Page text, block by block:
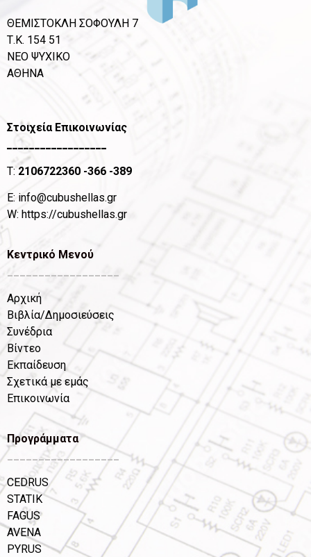
ΘΕΜΙΣΤΟΚΛΗ ΣΟΦΟΥΛΗ 7
Τ.Κ. 154 51
ΝΕΟ ΨΥΧΙΚΟ
ΑΘΗΝΑ
Στοιχεία Επικοινωνίας
__________________
T:2106722360 -366 -389
Ε: info@cubushellas.gr
W: https://cubushellas.gr
Κεντρικό Μενού
Αρχική
Βιβλία/Δημοσιεύσεις
Συνέδρια
Βίντεο
Εκπαίδευση
Σχετικά με εμάς
Επικοινωνία
Προγράμματα
__________________
CEDRUS
STATIK
FAGUS
AVENA
PYRUS